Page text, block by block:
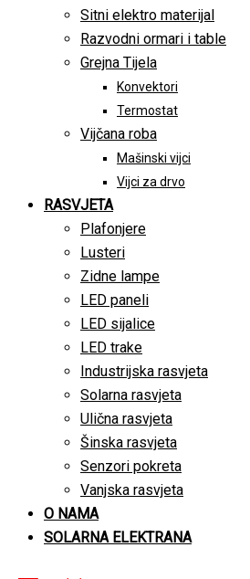
Sitni elektro materijal
Razvodni ormari i table
Grejna Tijela
Konvektori
Termostat
Vijčana roba
Mašinski vijci
Vijci za drvo
RASVJETA
Plafonjere
Lusteri
Zidne lampe
LED paneli
LED sijalice
LED trake
Industrijska rasvjeta
Solarna rasvjeta
Ulična rasvjeta
Šinska rasvjeta
Senzori pokreta
Vanjska rasvjeta
O NAMA
SOLARNA ELEKTRANA